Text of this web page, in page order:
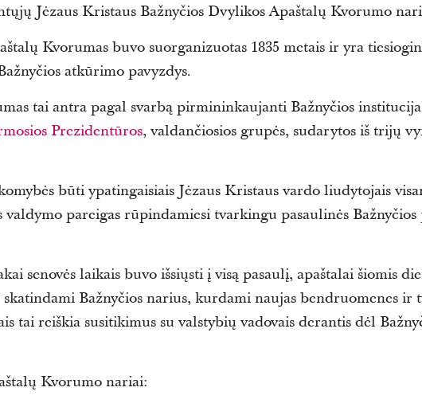
Jėzaus Kristaus Bažnyčios Dvylikos Apaštalų Kvorumo
Kvorumas buvo suorganizuotas 1835 metais ir yra
atkūrimo pavyzdys.
tai antra pagal svarbą pirmininkaujanti Bažnyčios
Prezidentūros, valdančiosios grupės, sudarytos iš trijų
būti ypatingaisiais Jėzaus Kristaus vardo liudytojais
valdymo pareigas rūpindamiesi tvarkingu pasaulinės
senovės laikais buvo išsiųsti į visą pasaulį, apaštalai šiomis
Bažnyčios narius, kurdami naujas bendruomenes ir
tai reiškia susitikimus su valstybių vadovais derantis dėl
Kvorumo nariai: